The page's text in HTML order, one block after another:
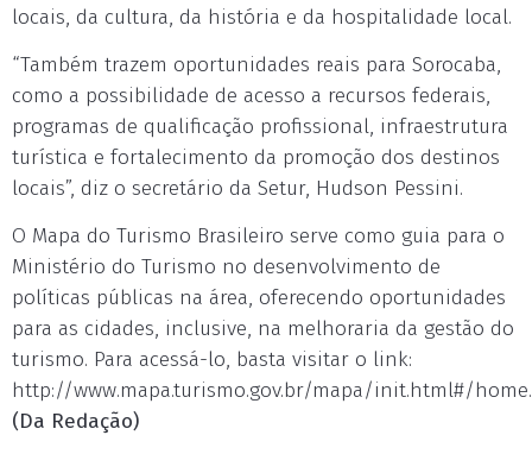
locais, da cultura, da história e da hospitalidade local.
“Também trazem oportunidades reais para Sorocaba,
como a possibilidade de acesso a recursos federais,
programas de qualificação profissional, infraestrutura
turística e fortalecimento da promoção dos destinos
locais”, diz o secretário da Setur, Hudson Pessini.
O Mapa do Turismo Brasileiro serve como guia para o
Ministério do Turismo no desenvolvimento de
políticas públicas na área, oferecendo oportunidades
para as cidades, inclusive, na melhoraria da gestão do
turismo. Para acessá-lo, basta visitar o link:
http://www.mapa.turismo.gov.br/mapa/init.html#/home.
(Da Redação)